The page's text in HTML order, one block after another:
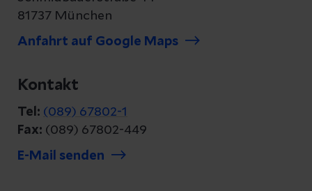
81737 München
Anfahrt auf Google Maps
Kontakt
Tel: (089) 67802-1
Fax: (089) 67802-449
E-Mail senden